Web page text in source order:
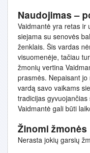
Naudojimas –
Vaidmantė yra retas ir
siejama su senovės
ženklais. Šis vardas
visuomenėje, tačiau
žmonių vertina
prasmės. Nepaisant
vardą savo vaikams
tradicijas
Vaidmantė gali būti
Žinomi žmonės
Nerasta jokių garsių